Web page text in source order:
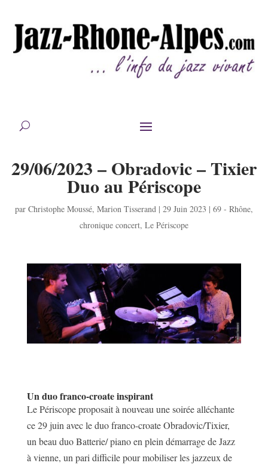
29/06/2023 – Obradovic – Tixier
Duo au Périscope
par Christophe Moussé, Marion Tisserand | 29 Juin 2023 | 69 - Rhône,
chronique concert, Le Périscope
Un duo franco-croate inspirant
Le Périscope proposait à nouveau une soirée alléchante
ce 29 juin avec le duo franco-croate Obradovic/Tixier,
un beau duo Batterie/ piano en plein démarrage de Jazz
à vienne, un pari difficile pour mobiliser les jazzeux de